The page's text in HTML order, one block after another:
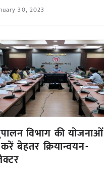
30, 2023
विभाग की योजनाओं
बेहतर क्रियान्वयन-